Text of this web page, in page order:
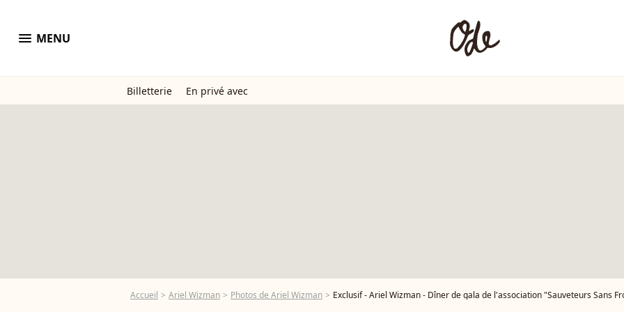
menu MENU
Billetterie En privé avec
Accueil Ariel Wizman Photos de Ariel Wizman Exclusif - Ariel Wizman - Dîner de gala de l'association "Sauveteurs Sans Frontieres" (SSF) à l'hôtel